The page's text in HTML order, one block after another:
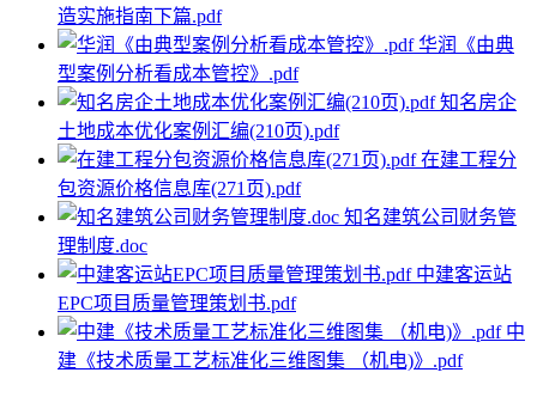
造实施指南下篇.pdf
华润《由典
型案例分析看成本管控》.pdf
知名房企
土地成本优化案例汇编(210页).pdf
在建工程分
包资源价格信息库(271页).pdf
知名建筑公司财务管
理制度.doc
中建客运站
EPC项目质量管理策划书.pdf
中
建《技术质量工艺标准化三维图集 （机电)》.pdf